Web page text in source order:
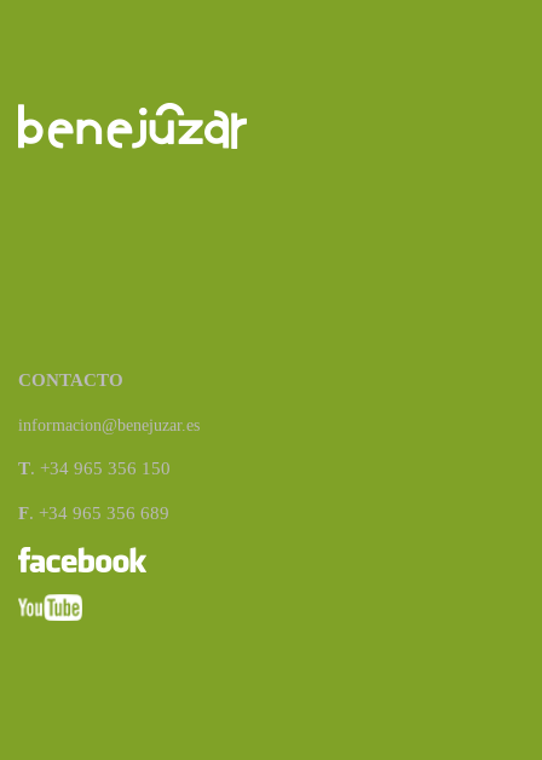
CONTACTO
informacion@benejuzar.es
T. +34 965 356 150
F. +34 965 356 689